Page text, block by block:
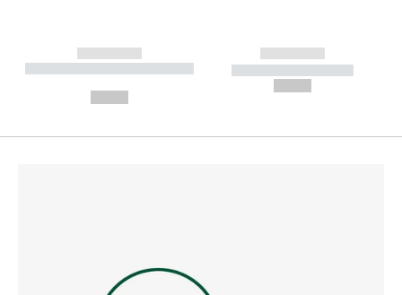
------------
----------- ----------- --------
------------
----------- -----------